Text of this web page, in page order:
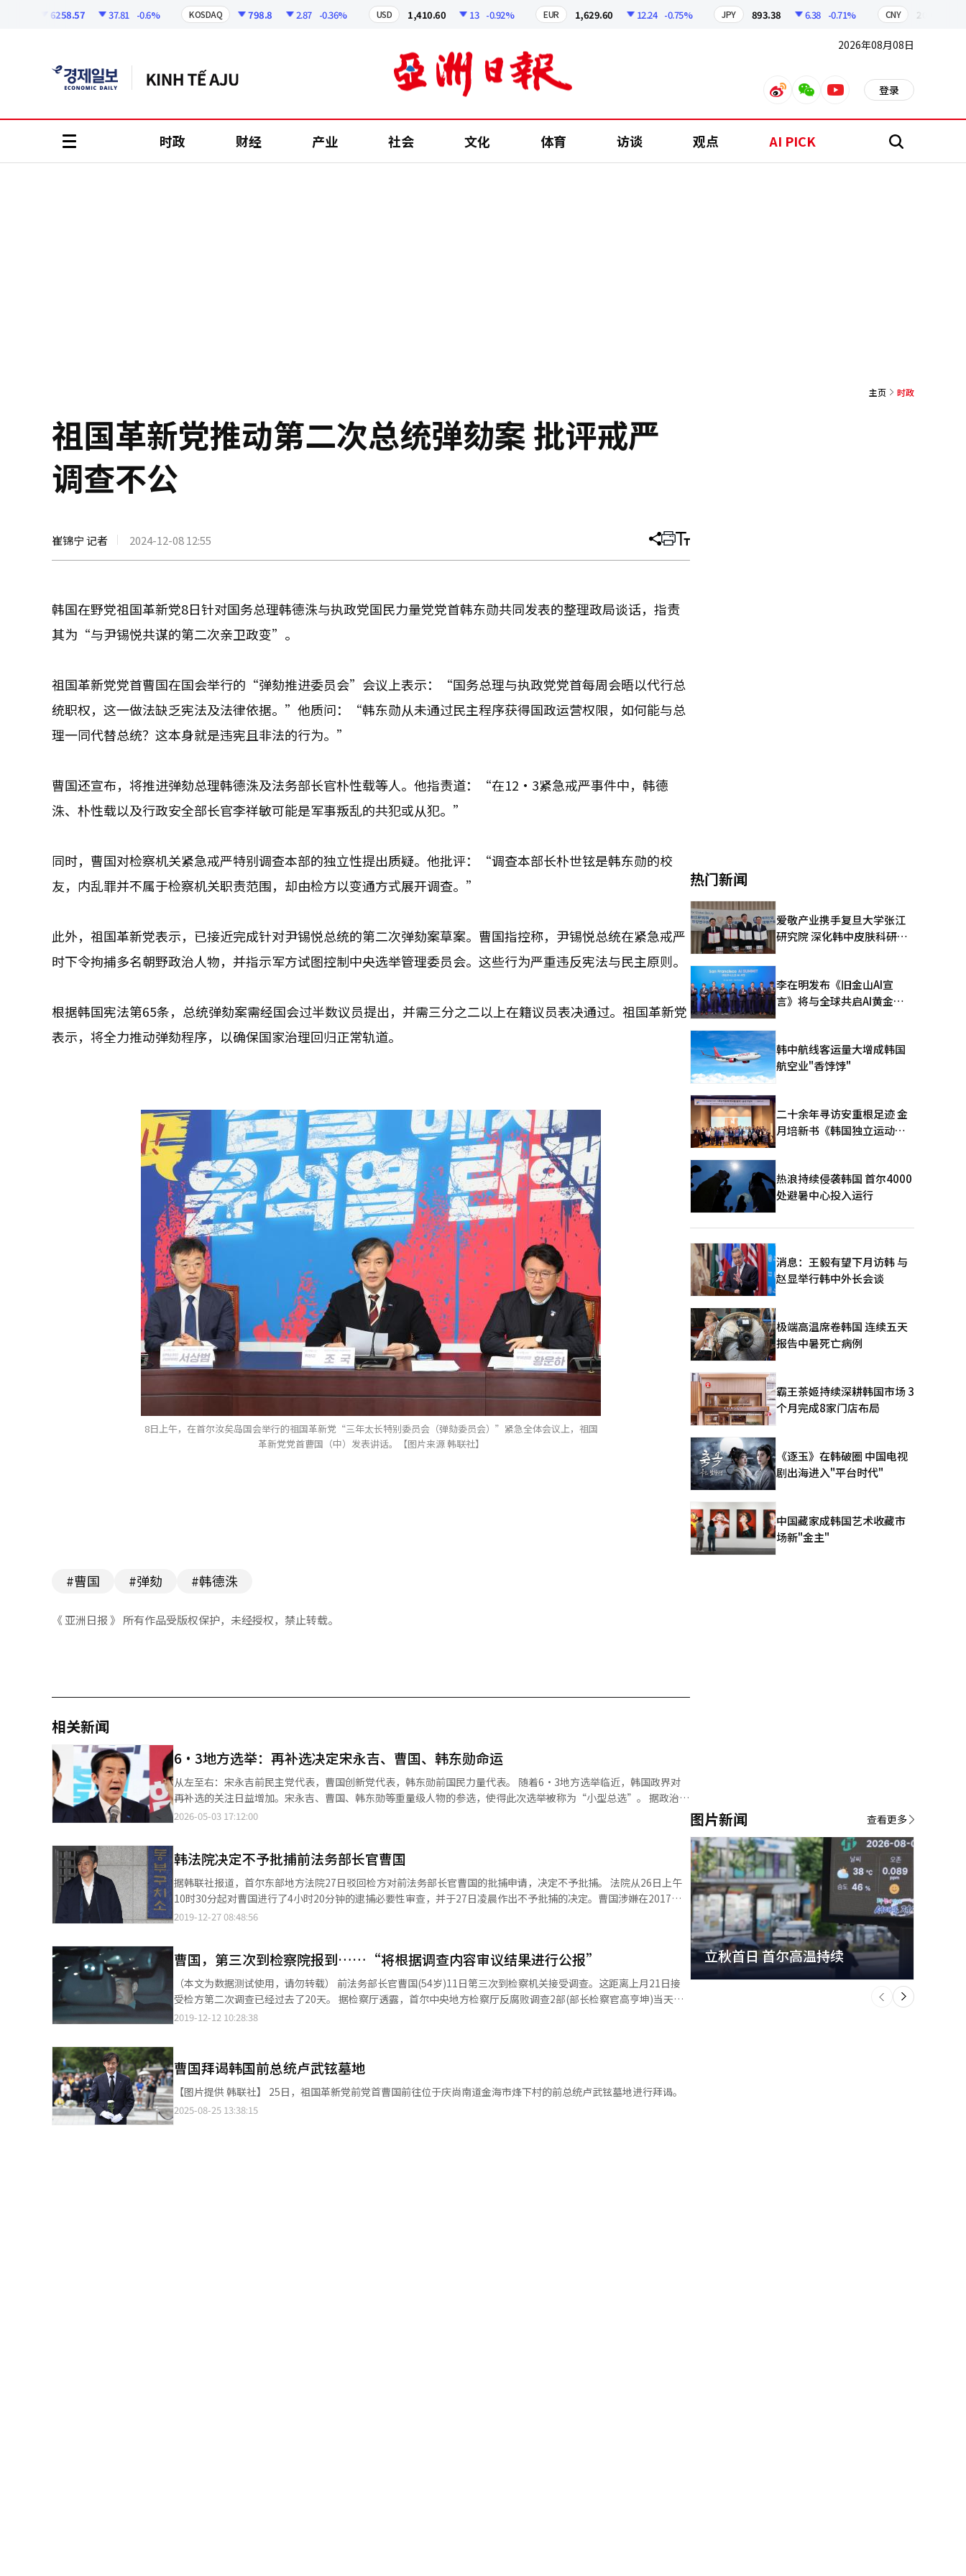
6258.57 37.81 -0.6% KOSDAQ 798.8 2.87 -0.36% USD 1,410.60 13 -0.92% EUR 1,629.60 12.24 -0.75% JPY 893.38 6.38 -0.71% CNY 209.17
2026年08月08日
weiboweixinyoutube 登录
时政 财经 产业 社会 文化 体育 访谈 观点 AI PICK 搜
主页 时政
祖国革新党推动第二次总统弹劾案 批评戒严
调查不公
崔锦宁 记者 2024-12-08 12:55 分
文
打 调
大
韩国在野党祖国革新党8日针对国务总理韩德洙与执政党国民力量党党首韩东勋共同发表的整理政局谈话，指责
其为“与尹锡悦共谋的第二次亲卫政变”。
祖国革新党党首曹国在国会举行的“弹劾推进委员会”会议上表示：“国务总理与执政党党首每周会晤以代行总
统职权，这一做法缺乏宪法及法律依据。”他质问：“韩东勋从未通过民主程序获得国政运营权限，如何能与总
理一同代替总统？这本身就是违宪且非法的行为。”
曹国还宣布，将推进弹劾总理韩德洙及法务部长官朴性载等人。他指责道：“在12·3紧急戒严事件中，韩德
洙、朴性载以及行政安全部长官李祥敏可能是军事叛乱的共犯或从犯。”
同时，曹国对检察机关紧急戒严特别调查本部的独立性提出质疑。他批评：“调查本部长朴世铉是韩东勋的校
友，内乱罪并不属于检察机关职责范围，却由检方以变通方式展开调查。”
此外，祖国革新党表示，已接近完成针对尹锡悦总统的第二次弹劾案草案。曹国指控称，尹锡悦总统在紧急戒严
时下令拘捕多名朝野政治人物，并指示军方试图控制中央选举管理委员会。这些行为严重违反宪法与民主原则。
根据韩国宪法第65条，总统弹劾案需经国会过半数议员提出，并需三分之二以上在籍议员表决通过。祖国革新党
表示，将全力推动弹劾程序，以确保国家治理回归正常轨道。
8日上午，在首尔汝矣岛国会举行的祖国革新党“三年太长特别委员会（弹劾委员会）”紧急全体会议上，祖国
革新党党首曹国（中）发表讲话。【图片来源 韩联社】
#曹国 #弹劾 #韩德洙
《 亚洲日报 》 所有作品受版权保护，未经授权，禁止转载。
相关新闻
6·3地方选举：再补选决定宋永吉、曹国、韩东勋命运
从左至右：宋永吉前民主党代表，曹国创新党代表，韩东勋前国民力量代表。 随着6·3地方选举临近，韩国政界对
再补选的关注日益增加。宋永吉、曹国、韩东勋等重量级人物的参选，使得此次选举被称为“小型总选”。 据政治圈
消息，再补选确定的选区共有14个。再选区包括京畿平泽和全北群山、金堤、扶安甲等2个地区。补选区包括釜山北
东勋前国民力量代表（釜山北甲）、宋永吉前民主党代表（仁川延寿甲）、李光宰前江原知事（京畿河南甲）、曹国
创新党代表（京畿平泽）、李珍淑前广播通信委员会委员长（大邱达城）等人均参与竞选。特别是宋永吉若当选，将
成为六届议员。 曹国选择的京畿平泽成为最大战场。民主党候选人金容男、国民力量候选人柳义东、进步党候选人金
在妍、自由与团结候选人黄教安加入，预计形成“五方对决”。曹国在社交媒体上表示，他将全力以赴，争取以3票
之差获胜。然而，如果曹国未能重返国会，可能对党造成打击。 韩东勋参选的釜山北甲同样备受关注。他以无党籍身
为首次竞选活动地点，并表示“首先与家乡居民见面，告诉他们‘北区的儿子回来了’是我的责任”。国民力量将在
前国家报勋部部长朴民植和前KBS记者李英风之间进行党内竞选。 由于主要地区形成重量级人物对决的多方格局，候
选人之间的单一化可能决定选举结果。釜山北甲可能因韩东勋与国民力量候选人之间的单一化而重新调整为三方或两
方格局。京畿平泽若一方推出单一候选人，另一方的票数分散将不可避免。 整体选情仍不明朗。韩国政党学会会长赵
元彬在接受《亚洲经济》采访时表示：“目前尚难以判断选举趋势。根据曹国和韩东勋在各自选区的竞争力，单一化
系统翻译与编辑。
2026-05-03 17:12:00
韩法院决定不予批捕前法务部长官曹国
据韩联社报道，首尔东部地方法院27日驳回检方对前法务部长官曹国的批捕申请，决定不予批捕。 法院从26日上午
10时30分起对曹国进行了4小时20分钟的逮捕必要性审查，并于27日凌晨作出不予批捕的决定。曹国涉嫌在2017年
担任青瓦台民政首秘期间滥用职权，阻碍检方独立监察组对釜山市前副市长柳在洙的腐败嫌疑调查。 法院方面认为没
虞，因此有批捕必要。而曹国方面否认了大部分的指控事项。预计检方将在进一步调查后再次提请批捕曹国或对其不
捕直诉。 27日上午，前法务部长官曹国走出首尔东部拘留所。 【图片提供 韩联社】
2019-12-27 08:48:56
曹国，第三次到检察院报到……“将根据调查内容审议结果进行公报”
（本文为数据测试使用，请勿转载） 前法务部长官曹国(54岁)11日第三次到检察机关接受调查。这距离上月21日接
受检方第二次调查已经过去了20天。 据检察厅透露，首尔中央地方检察厅反腐败调查2部(部长检察官高亨坤)当天上
午9时30分至下午6时以嫌疑人身份传唤调查了前长官曹国。 赵前长官结束了嫌疑人审问和阅览调查报告，晚上8点左
我判断在这种情况下，一一答复和解释是可恶的，也是不必要的。 当日，记者仍无法确定是否对检察官的讯问作出回
应。 检方表示，将研究是否继续传唤调查，包括是否陈述在内，今天的调查内容将根据有关规定和刑事案件公开审议
委员会的审议结果公布。 【图片提供 韩联社】
2019-12-12 10:28:38
曹国拜谒韩国前总统卢武铉墓地
【图片提供 韩联社】 25日，祖国革新党前党首曹国前往位于庆尚南道金海市烽下村的前总统卢武铉墓地进行拜谒。
2025-08-25 13:38:15
热门新闻
爱敬产业携手复旦大学张江
研究院 深化韩中皮肤科研合
李在明发布《旧金山AI宣
言》将与全球共启AI黄金时
韩中航线客运量大增成韩国
航空业"香饽饽"
二十余年寻访安重根足迹 金
月培新书《韩国独立运动圣
热浪持续侵袭韩国 首尔4000
处避暑中心投入运行
消息：王毅有望下月访韩 与
赵显举行韩中外长会谈
极端高温席卷韩国 连续五天
报告中暑死亡病例
霸王茶姬持续深耕韩国市场 3
个月完成8家门店布局
《逐玉》在韩破圈 中国电视
剧出海进入"平台时代"
中国藏家成韩国艺术收藏市
场新"金主"
图片新闻
立秋首日 首尔高温持续
下
一
个
查看更多